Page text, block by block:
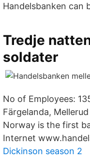
Handelsbanken can
Tredje
soldater
No of Employees:
Färgelanda,
Norway is the first
Internet
Dickinson season 2